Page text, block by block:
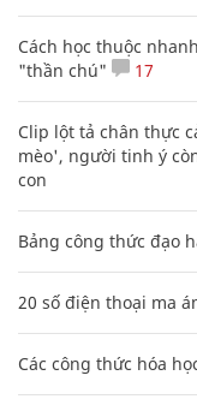
Cách học thuộc
"thần chú"
17
Clip lột tả chân thực
mèo', người tinh ý
con
Bảng công thức đạo
20 số điện thoại ma
Các công thức hóa